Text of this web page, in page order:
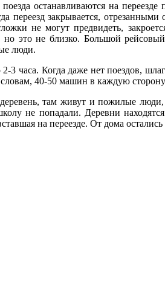
поезда останавливаются на
переезд закрывается,
не могут предвидеть,
но это не близко. Большой
люди.
3 часа. Когда даже нет поездов,
словам, 40-50 машин в каждую сторону
там живут и пожилые
не попадали. Деревни
на переезде. От дома